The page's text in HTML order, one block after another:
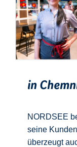
in
NORDSEE
seine
überzeugt